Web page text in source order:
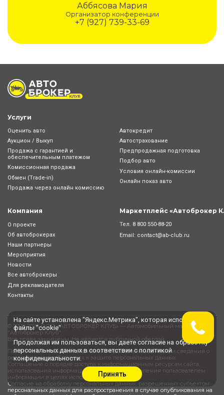
На сайте установлена "Яндекс.Метрика", которая использует
файлы "cookie"
Продолжая им пользоваться, вы даетесогласие на обработку
персональных данных в соответствии сполитикой
конфиденциальности.
Принять
Аббясова Мария
Организатор конференции
+7 (927) 739-33-69
Услуги
Оценить авто
Аукцион / Выкуп
Продажа с гарантией и
обеспечительным платежом
Комиссионная продажа
Обмен (Trade-in)
Продажа через онлайн комиссию
Автокредит
Автострахование
Предпродажная подготовка
Подбор авто
Условия онлайн-комиcсии
Онлайн показ авто
Компания
О проекте
Об автоброкерах
Наши партнеры
Мероприятия
Новости
Все автоброкеры
Для рекламодателя
Контакты
Маркетплейс «Автоброкер
Тел. 8 800 550-88-20
Email: contact@ab-club.ru
© 2000-2026 ООО «АВТОБРОКЕР КЛУБ» — Автомобильный маркетплейс
"Автоброкер Клуб".
Все права защищены. Не является публичной офертой.
Политика в отношении обработки персональных данных, и сведения о
реализуемых требованиях к защите персональных данных
Соглашение о порядке доступа к информационным ресурсам сайта,
использования информации сайта, и предоставления пользователем
информации в целях использования сайта
Согласие на обработку персональных данных, разрешенных субъектом
персональных данных для распространения в случае опубликования на